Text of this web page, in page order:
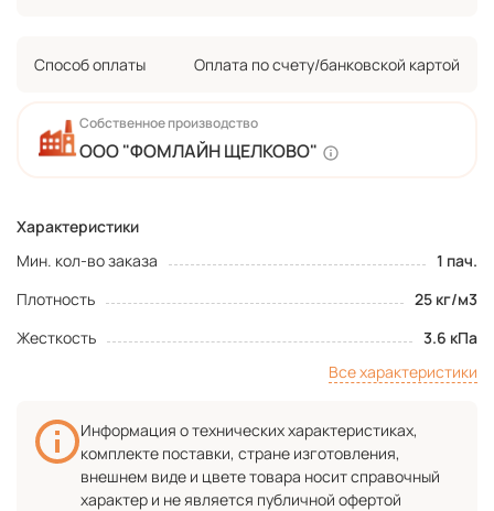
Характеристики
Мин. кол-во заказа
1 пач.
Плотность
25 кг/м3
Жесткость
3.6 кПа
Все характеристики
Собственное производство
ООО "ФОМЛАЙН ЩЕЛКОВО"
Способ оплаты Оплата по счету/банковской картой
Информация о технических характеристиках,
комплекте поставки, стране изготовления,
внешнем виде и цвете товара носит справочный
характер и не является публичной офертой